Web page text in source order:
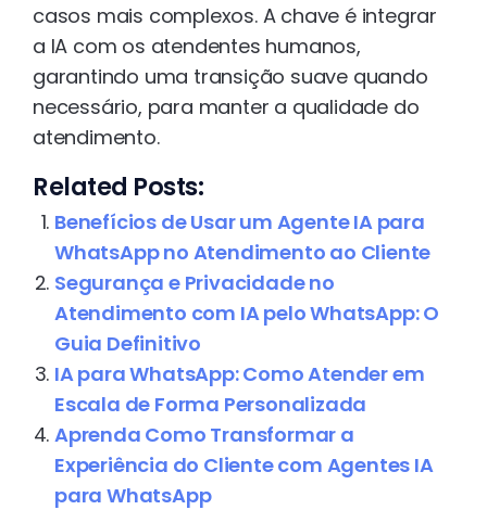
casos mais complexos. A chave é integrar
a IA com os atendentes humanos,
garantindo uma transição suave quando
necessário, para manter a qualidade do
atendimento.
Related Posts:
Benefícios de Usar um Agente IA para
WhatsApp no Atendimento ao Cliente
Segurança e Privacidade no
Atendimento com IA pelo WhatsApp: O
Guia Definitivo
IA para WhatsApp: Como Atender em
Escala de Forma Personalizada
Aprenda Como Transformar a
Experiência do Cliente com Agentes IA
para WhatsApp